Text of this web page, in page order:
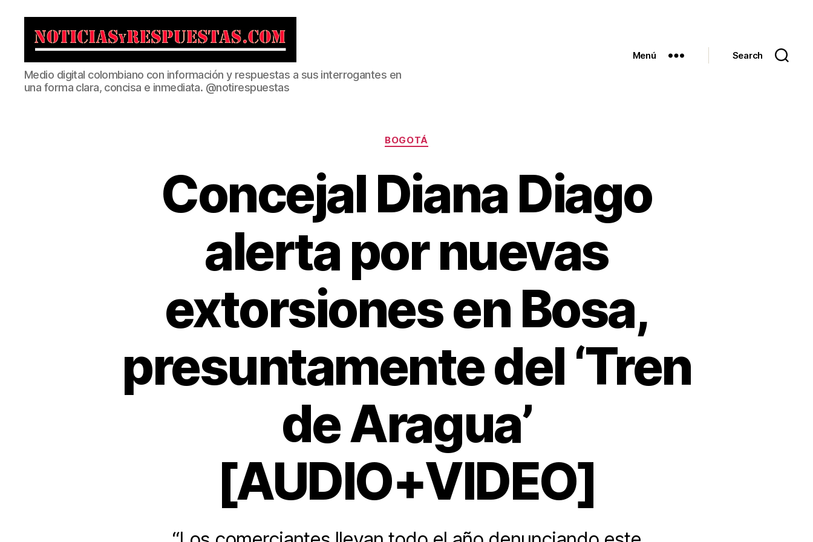
Noticias
y
Respuestas
Medio digital colombiano con información y respuestas a sus interrogantes en
una forma clara, concisa e inmediata. @notirespuestas
Menú Search
Categorías
BOGOTÁ
Concejal Diana Diago
alerta por nuevas
extorsiones en Bosa,
presuntamente del ‘Tren
de Aragua’
[AUDIO+VIDEO]